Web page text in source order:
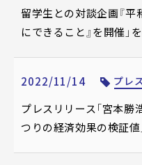
留学生との対談企画『平
にできること』を開催」
2022/11/14 プレ
プレスリリース「宮本勝
つりの経済効果の検証値